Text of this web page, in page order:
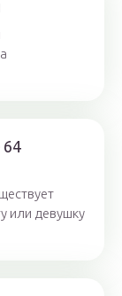
64
или девушку